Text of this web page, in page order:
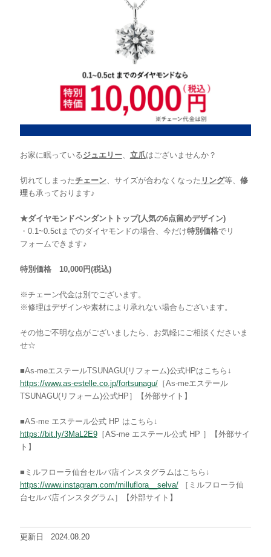
お家に眠っているジュエリー、 立爪はございませんか？
切れてしまったチェーン、サイズが合わなくなった リング等、 修
理も承っております♪
★ダイヤモンドペンダントトップ(人気の6点留めデザイン)
・0.1~0.5ctまでのダイヤモンドの場合、今だけ特別価格でリ
フォームできます♪
特別価格 10,000円(税込)
※チェーン代金は別でございます。
※修理はデザインや素材により承れない場合もございます。
その他ご不明な点がございましたら、お気軽にご相談くださいま
せ☆
■As-meエステールTSUNAGU(リフォーム)公式HPはこちら↓
https://www.as-estelle.co.jp/fortsunagu/［As-meエステール
TSUNAGU(リフォーム)公式HP］【外部サイト】
■AS-me エステール公式 HP はこちら↓
https://bit.ly/3MaL2E9［AS-me エステール公式 HP ］【外部サイ
ト】
■ミルフローラ仙台セルバ店インスタグラムはこちら↓
https://www.instagram.com/milluflora__selva/［ミルフローラ仙
台セルバ店インスタグラム］【外部サイト】
更新日 2024.08.20